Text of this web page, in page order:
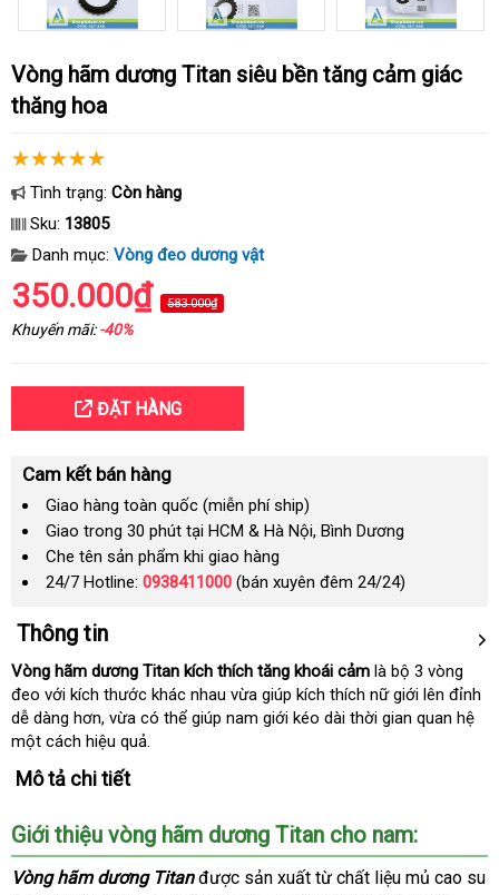
Vòng hãm dương Titan siêu bền tăng cảm giác
thăng hoa
Tình trạng: Còn hàng
Sku: 13805
Danh mục: Vòng đeo dương vật
350.000₫ 583.000₫
Khuyến mãi:-40%
ĐẶT HÀNG
Cam kết bán hàng
Giao hàng toàn quốc (miễn phí ship)
Giao trong 30 phút tại HCM & Hà Nội, Bình Dương
Che tên sản phẩm khi giao hàng
24/7 Hotline: 0938411000 (bán xuyên đêm 24/24)
Thông tin
Vòng hãm dương Titan kích thích tăng khoái cảm là bộ 3 vòng
đeo siêu
thị
với kích thước khác nhau vừa giúp kích thích nữ giới lên đỉnh
dễ dàng hơnphân
phối
, vừa có thể giúp nam giới kéo dài thời gian quan hệ
một cách hiệu quả.
Mô tả chi tiết
Giới thiệu vòng hãm dương Titan cho nam:
Vòng hãm dương Titan thanh
được sản xuất từ chất liệu mủ cao su